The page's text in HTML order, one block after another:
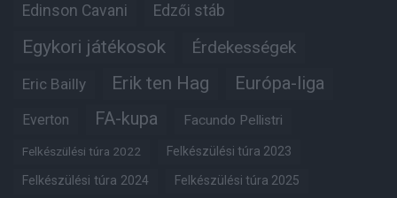
Edinson Cavani Edzői stáb
Egykori játékosok Érdekességek
Eric Bailly Erik ten Hag Európa-liga
Everton FA-kupa Facundo Pellistri
Felkészülési túra 2022 Felkészülési túra 2023
Felkészülési túra 2024 Felkészülési túra 2025